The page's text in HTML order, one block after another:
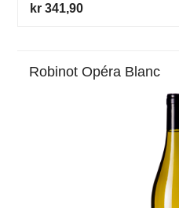
kr 341,90
Robinot Opéra Blanc